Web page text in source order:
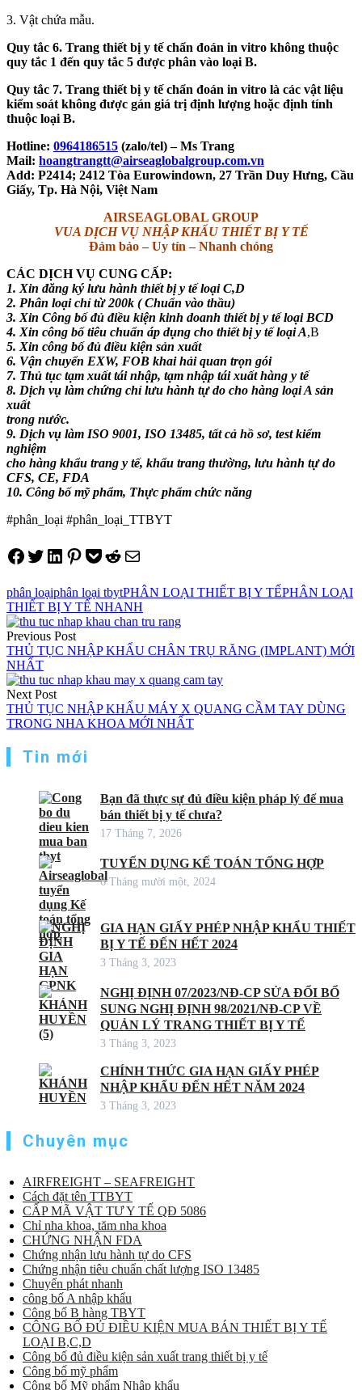
3. Vật chứa mẫu.
Quy tắc 6. Trang thiết bị y tế chẩn đoán in vitro không thuộc
quy tắc 1 đến quy tắc 5 được phân vào loại B.
Quy tắc 7. Trang thiết bị y tế chẩn đoán in vitro là các vật liệu
kiểm soát không được gán giá trị định lượng hoặc định tính
thuộc loại B.
Hotline: 0964186515 (zalo/tel) – Ms Trang
Mail: hoangtrangtt@airseaglobalgroup.com.vn
Add: P2414; 2412 Tòa Eurowindown, 27 Trần Duy Hưng, Cầu
Giấy, Tp. Hà Nội, Việt Nam
AIRSEAGLOBAL GROUP
VUA DỊCH VỤ NHẬP KHẨU THIẾT BỊ Y TẾ
Đảm bảo – Uy tín – Nhanh chóng
CÁC DỊCH VỤ CUNG CẤP:
1. Xin đăng ký lưu hành thiết bị y tế loại C,D
2. Phân loại chỉ từ 200k ( Chuẩn vào thầu)
3. Xin Công bố đủ điều kiện kinh doanh thiết bị y tế loại BCD
4. Xin công bố tiêu chuẩn áp dụng cho thiết bị y tế loại A,B
5. Xin công bố đủ điều kiện sản xuất
6. Vận chuyển EXW, FOB khai hải quan trọn gói
7. Thủ tục tạm xuất tái nhập, tạm nhập tái xuất hàng y tế
8. Dịch vụ làm chứng chỉ lưu hành tự do cho hàng loại A sản
xuất
trong nước.
9. Dịch vụ làm ISO 9001, ISO 13485, tất cả hồ sơ, test kiểm
nghiệm
cho hàng khẩu trang y tế, khẩu trang thường, lưu hành tự do
CFS, CE, FDA
10. Công bố mỹ phẩm, Thực phẩm chức năng
#phân_loại #phân_loại_TTBYT
Share on Facebook
Tweet on Twitter
Share on LinkedIn
Pin on Pinterest
Save to pocket
Share on Reddit
Share via Email
phân loạiphân loại tbytPHÂN LOẠI THIẾT BỊ Y TẾPHÂN LOẠI
THIẾT BỊ Y TẾ NHANH
Điều
hướng
bài
viết
Previous Post
THỦ TỤC NHẬP KHẨU CHÂN TRỤ RĂNG (IMPLANT) MỚI
NHẤT
Next Post
THỦ TỤC NHẬP KHẨU MÁY X QUANG CẦM TAY DÙNG
TRONG NHA KHOA MỚI NHẤT
Tin mới
Bạn đã thực sự đủ điều kiện pháp lý để mua
bán thiết bị y tế chưa?
17 Tháng 7, 2026
TUYỂN DỤNG KẾ TOÁN TỔNG HỢP
6 Tháng mười một, 2024
GIA HẠN GIẤY PHÉP NHẬP KHẨU THIẾT
BỊ Y TẾ ĐẾN HẾT 2024
3 Tháng 3, 2023
NGHỊ ĐỊNH 07/2023/NĐ-CP SỬA ĐỔI BỔ
SUNG NGHỊ ĐỊNH 98/2021/NĐ-CP VỀ
QUẢN LÝ TRANG THIẾT BỊ Y TẾ
3 Tháng 3, 2023
CHÍNH THỨC GIA HẠN GIẤY PHÉP
NHẬP KHẨU ĐẾN HẾT NĂM 2024
3 Tháng 3, 2023
Chuyên mục
AIRFREIGHT – SEAFREIGHT
Cách đặt tên TTBYT
CẤP MÃ VẬT TƯ Y TẾ QĐ 5086
Chỉ nha khoa, tăm nha khoa
CHỨNG NHẬN FDA
Chứng nhận lưu hành tự do CFS
Chứng nhận tiêu chuẩn chất lượng ISO 13485
Chuyển phát nhanh
công bố A nhập khẩu
Công bố B hàng TBYT
CÔNG BỐ ĐỦ ĐIỀU KIỆN MUA BÁN THIẾT BỊ Y TẾ
LOẠI B,C,D
Công bố đủ điều kiện sản xuất trang thiết bị y tế
Công bố mỹ phẩm
Công bố Mỹ phẩm Nhập khẩu